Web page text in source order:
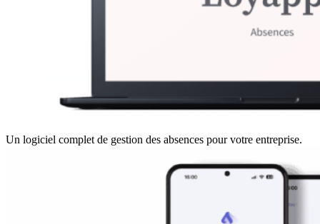
Un logiciel complet de gestion des absences pour votre entreprise.